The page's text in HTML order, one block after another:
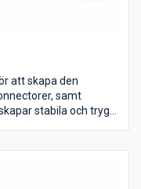
att skapa den
samt
stabila och trygga